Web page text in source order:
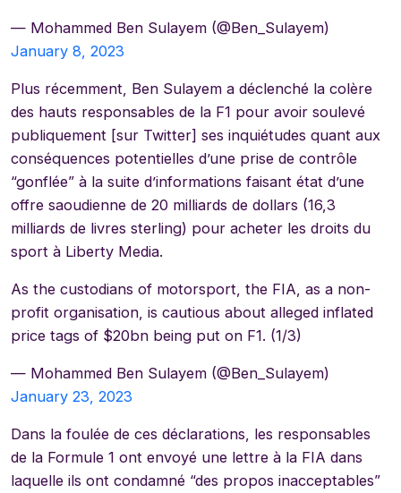
— Mohammed Ben Sulayem (@Ben_Sulayem)
January 8, 2023
Plus récemment, Ben Sulayem a déclenché la colère
des hauts responsables de la F1 pour avoir soulevé
publiquement [sur Twitter] ses inquiétudes quant aux
conséquences potentielles d’une prise de contrôle
“gonflée” à la suite d’informations faisant état d’une
offre saoudienne de 20 milliards de dollars (16,3
milliards de livres sterling) pour acheter les droits du
sport à Liberty Media.
As the custodians of motorsport, the FIA, as a non-
profit organisation, is cautious about alleged inflated
price tags of $20bn being put on F1. (1/3)
— Mohammed Ben Sulayem (@Ben_Sulayem)
January 23, 2023
Dans la foulée de ces déclarations, les responsables
de la Formule 1 ont envoyé une lettre à la FIA dans
laquelle ils ont condamné “des propos inacceptables”